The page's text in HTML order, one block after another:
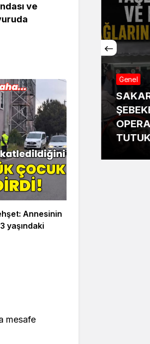
ve
Annesinin
yaşındaki
mesafe
Polis Evi’nde
Açıldı
Genel